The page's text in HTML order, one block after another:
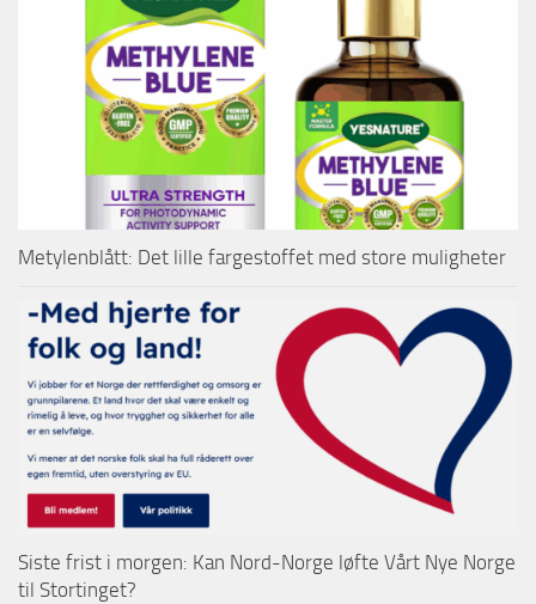
Metylenblått: Det lille fargestoffet med store muligheter
Siste frist i morgen: Kan Nord-Norge løfte Vårt Nye Norge
til Stortinget?